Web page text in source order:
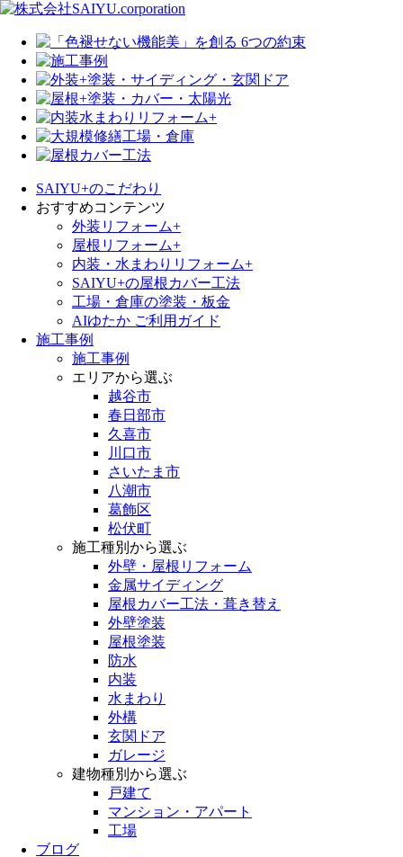
SAIYU+のこだわり
おすすめコンテンツ
外装リフォーム+
屋根リフォーム+
内装・水まわりリフォーム+
SAIYU+の屋根カバー工法
工場・倉庫の塗装・板金
AIゆたか ご利用ガイド
施工事例
施工事例
エリアから選ぶ
越谷市
春日部市
久喜市
川口市
さいたま市
八潮市
葛飾区
松伏町
施工種別から選ぶ
外壁・屋根リフォーム
金属サイディング
屋根カバー工法・葺き替え
外壁塗装
屋根塗装
防水
内装
水まわり
外構
玄関ドア
ガレージ
建物種別から選ぶ
戸建て
マンション・アパート
工場
ブログ